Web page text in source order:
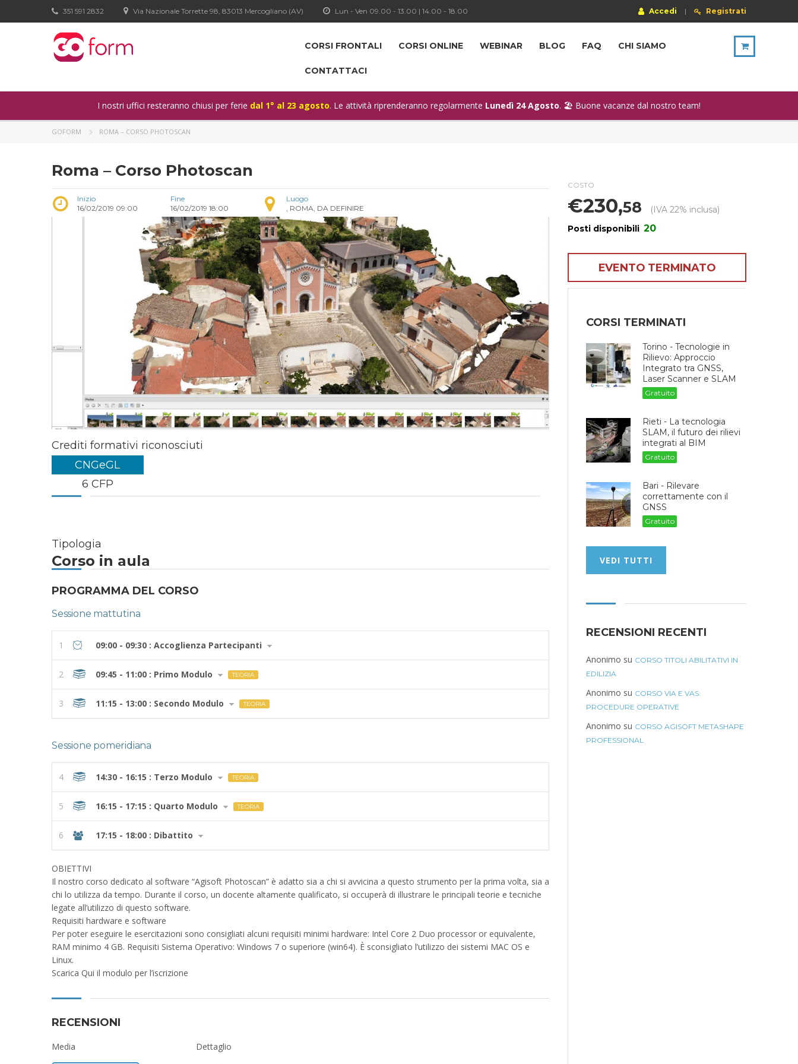
Accedi | Registrati
Lun - Ven 09.00 - 13.00 | 14.00 - 18.00
Via Nazionale Torrette 98, 83013 Mercogliano (AV)
351 591 2832
CORSI FRONTALI CORSI ONLINE WEBINAR BLOG FAQ CHI SIAMO
CONTATTACI
I nostri uffici resteranno chiusi per ferie dal 1° al 23 agosto. Le attività riprenderanno regolarmente Lunedì 24 Agosto. 🏖️ Buone vacanze dal nostro team!
GOFORM ROMA – CORSO PHOTOSCAN
Roma – Corso Photoscan
Inizio
16/02/2019 09:00
Fine
16/02/2019 18:00
Luogo
, ROMA, DA DEFINIRE
Crediti formativi riconosciuti
CNGeGL
6 CFP
Tipologia
Corso in aula
PROGRAMMA DEL CORSO
Sessione mattutina
1 09:00 - 09:30 : Accoglienza Partecipanti
2 09:45 - 11:00 : Primo Modulo TEORIA
3 11:15 - 13:00 : Secondo Modulo TEORIA
Sessione pomeridiana
4 14:30 - 16:15 : Terzo Modulo TEORIA
5 16:15 - 17:15 : Quarto Modulo TEORIA
6 17:15 - 18:00 : Dibattito
OBIETTIVI
Il nostro corso dedicato al software “Agisoft Photoscan” è adatto sia a chi si avvicina a questo strumento per la prima volta, sia a
chi lo utilizza da tempo. Durante il corso, un docente altamente qualificato, si occuperà di illustrare le principali teorie e tecniche
legate all’utilizzo di questo software.
Requisiti hardware e software
Per poter eseguire le esercitazioni sono consigliati alcuni requisiti minimi hardware: Intel Core 2 Duo processor or equivalente,
RAM minimo 4 GB. Requisiti Sistema Operativo: Windows 7 o superiore (win64). È sconsigliato l’utilizzo dei sistemi MAC OS e
Linux.
Scarica Qui il modulo per l’iscrizione
RECENSIONI
Media Dettaglio
COSTO
€230,58
(IVA 22% inclusa)
Posti disponibili 20
EVENTO TERMINATO
CORSI TERMINATI
Torino - Tecnologie in
Rilievo: Approccio
Integrato tra GNSS,
Laser Scanner e SLAM
Gratuito
Rieti - La tecnologia
SLAM, il futuro dei rilievi
integrati al BIM
Gratuito
Bari - Rilevare
correttamente con il
GNSS
Gratuito
VEDI TUTTI
RECENSIONI RECENTI
Anonimo su CORSO TITOLI ABILITATIVI IN
EDILIZIA
Anonimo su CORSO VIA E VAS:
PROCEDURE OPERATIVE
Anonimo su CORSO AGISOFT METASHAPE
PROFESSIONAL